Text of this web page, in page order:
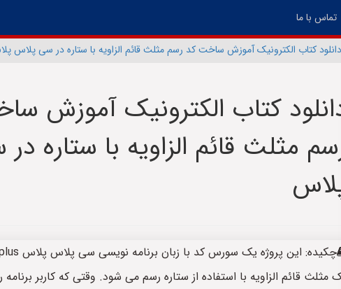
تماس با ما
دانلود کتاب الکترونیک آموزش ساخت کد رسم مثلث قائم الزاویه با ستاره در سی پلاس
کتاب الکترونیک آموزش
مثلث قائم الزاویه با ستاره
مثلث قائم الزاویه با استفاده از ستاره رسم می شود. وقتی که کاربر